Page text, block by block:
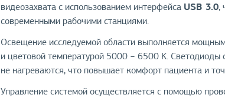
видеозахвата с использованием интерфейса USB 3.0,
современными рабочими станциями.
Освещение исследуемой области выполняется
и цветовой температурой 5000 − 6500 K.
не нагреваются, что повышает комфорт пациента и
Управление системой осуществляется с помощью